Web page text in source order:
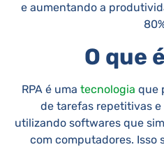
e aumentando a
O que
RPA é uma tecnologia que
de tarefas repetitivas e
utilizando softwares que
com computadores. Isso